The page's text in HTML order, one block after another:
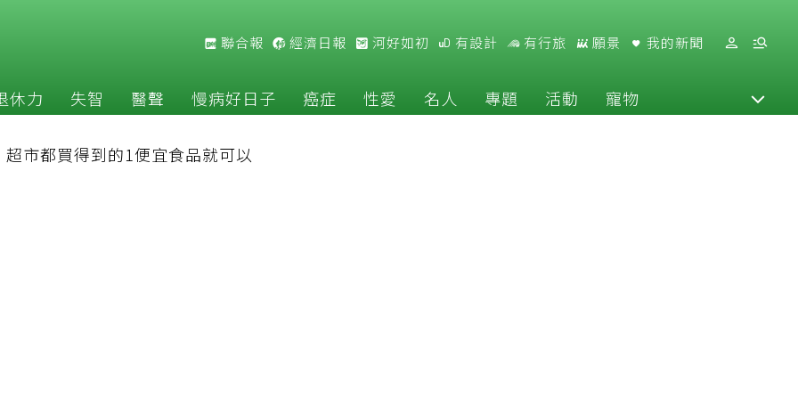
聯合報 經濟日報 河好如初 有設計 有行旅 願景 我的新聞
休力 失智 醫聲 慢病好日子 癌症 性愛 名人 專題 活動 寵物
市都買得到的1便宜食品就可以